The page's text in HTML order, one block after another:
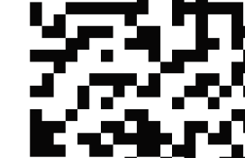
Kịch bản tăng trưởng kinh tế năm 2025:
lực cho phát triển
Đắk Lắk xây dựng kịch bản tăng trưởng
2025 đạt 8% trở lên